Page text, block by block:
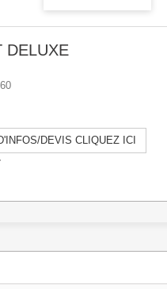
DELUXE
DEVIS CLIQUEZ ICI